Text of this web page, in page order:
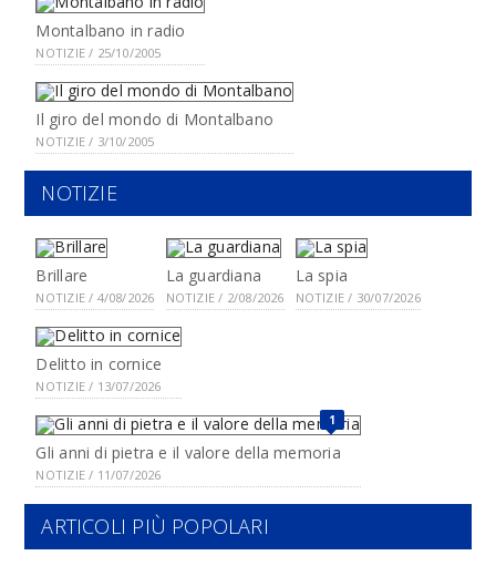
Montalbano in radio
NOTIZIE / 25/10/2005
Il giro del mondo di Montalbano
NOTIZIE / 3/10/2005
NOTIZIE
Brillare
NOTIZIE / 4/08/2026
La guardiana
NOTIZIE / 2/08/2026
La spia
NOTIZIE / 30/07/2026
Delitto in cornice
NOTIZIE / 13/07/2026
1
Gli anni di pietra e il valore della memoria
NOTIZIE / 11/07/2026
ARTICOLI PIÙ POPOLARI